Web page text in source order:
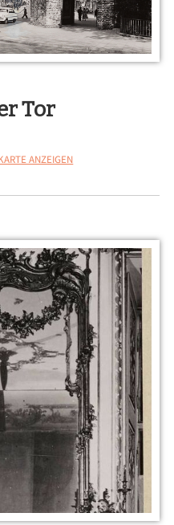
Tor
ANZEIGEN